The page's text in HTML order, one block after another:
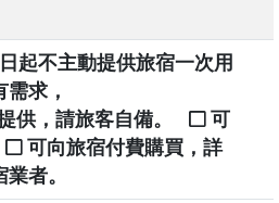
起不主動提供旅宿一次用
求，
供，請旅客自備。
可
可向旅宿付費購買，詳
者。